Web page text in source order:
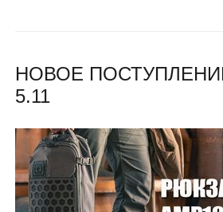
НОВОЕ
5.11